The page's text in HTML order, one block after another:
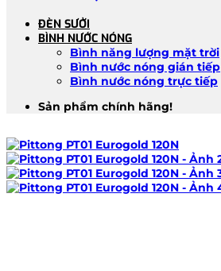
ĐÈN SƯỞI
BÌNH NƯỚC NÓNG
Bình năng lượng mặt trời
Bình nước nóng gián tiếp
Bình nước nóng trực tiếp
Sản phẩm chính hãng!